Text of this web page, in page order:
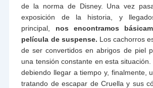
de la norma de Disney. Una vez
exposición de la historia, y
principal, nos encontramos
película de suspense. Los cachorros
de ser convertidos en abrigos de piel
una tensión constante en esta
debiendo llegar a tiempo y, finalmente,
tratando de escapar de Cruella y sus